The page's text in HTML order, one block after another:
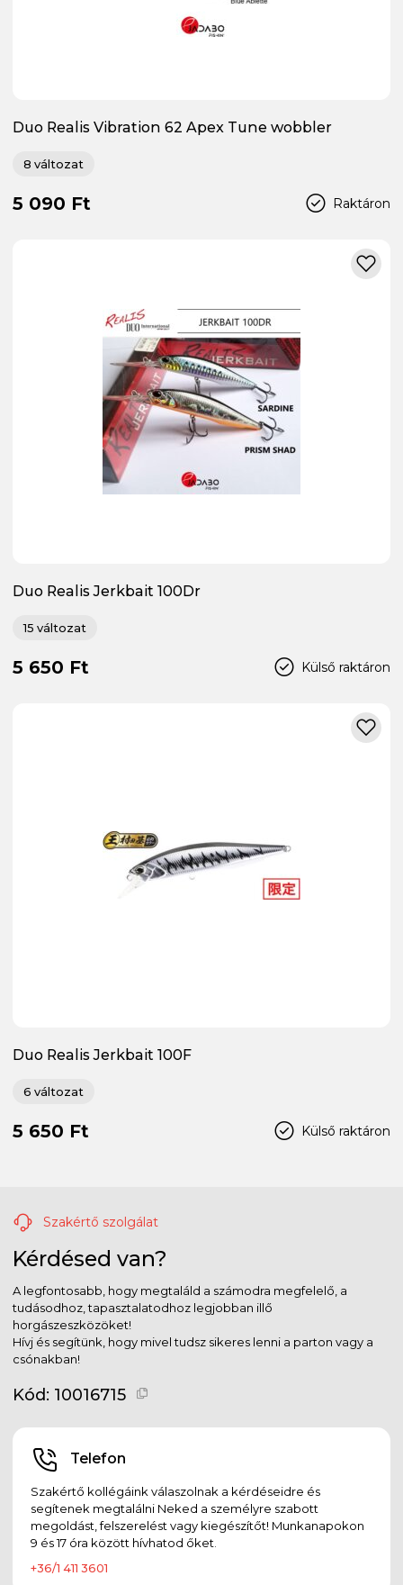
Duo Realis Vibration 62 Apex Tune wobbler
8 változat
Raktáron
5 090 Ft
Duo Realis Jerkbait 100Dr
15 változat
Külső raktáron
5 650 Ft
Duo Realis Jerkbait 100F
6 változat
Külső raktáron
5 650 Ft
Szakértő szolgálat
Kérdésed van?
A legfontosabb, hogy megtaláld a számodra megfelelő, a
tudásodhoz, tapasztalatodhoz legjobban illő
horgászeszközöket!
Hívj és segítünk, hogy mivel tudsz sikeres lenni a parton vagy a
csónakban!
Kód: 10016715
Telefon
Szakértő kollégáink válaszolnak a kérdéseidre és
segítenek megtalálni Neked a személyre szabott
megoldást, felszerelést vagy kiegészítőt! Munkanapokon
9 és 17 óra között hívhatod őket.
+36/1 411 3601